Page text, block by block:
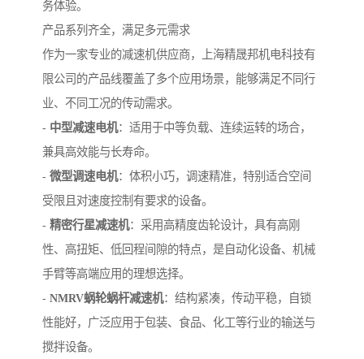
务体验。
产品系列齐全，满足多元需求
作为一家专业的减速机供应商，上海精晟邦机电科技有
限公司的产品线覆盖了多个应用场景，能够满足不同行
业、不同工况的传动需求。
- 中型减速电机：适用于中等负载、连续运转的场合，
兼具高效能与长寿命。
- 微型调速电机：体积小巧，调速精准，特别适合空间
受限且对速度控制有要求的设备。
- 精密行星减速机：采用高精度齿轮设计，具有高刚
性、高扭矩、低回程间隙的特点，是自动化设备、机械
手臂等高端应用的理想选择。
- NMRV蜗轮蜗杆减速机：结构紧凑，传动平稳，自锁
性能好，广泛应用于包装、食品、化工等行业的输送与
搅拌设备。